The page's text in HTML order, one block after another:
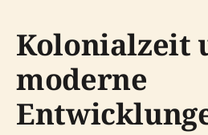
Kolonialzeit
moderne